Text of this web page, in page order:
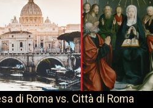
di Roma vs. Città di Roma